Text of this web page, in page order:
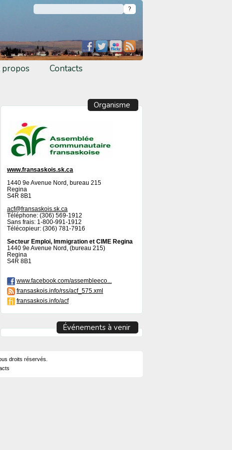
propos Contacts
Organisme
www.fransaskois.sk.ca
1440 9e Avenue Nord, bureau 215
Regina
S4R 8B1
acf@fransaskois.sk.ca
Téléphone: (306) 569-1912
Sans frais: 1-800-991-1912
Télécopieur: (306) 781-7916
Secteur Emploi, Immigration et CIME Regina
1440 9e Avenue Nord, (bureau 215)
Regina
S4R 8B1
www.facebook.com/assembleeco...
fransaskois.info/rss/acf_575.xml
fransaskois.info/acf
Événements à venir
droits réservés.